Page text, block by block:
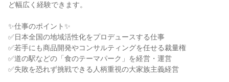
ど幅広く経験できます。
✨仕事のポイント✨
✅日本全国の地域活性化をプロデュースする仕事
✅若手にも商品開発やコンサルティングを任せる裁量権
✅道の駅などの「食のテーマパーク」を経営・運営
✅失敗を恐れず挑戦できる人柄重視の大家族主義経営